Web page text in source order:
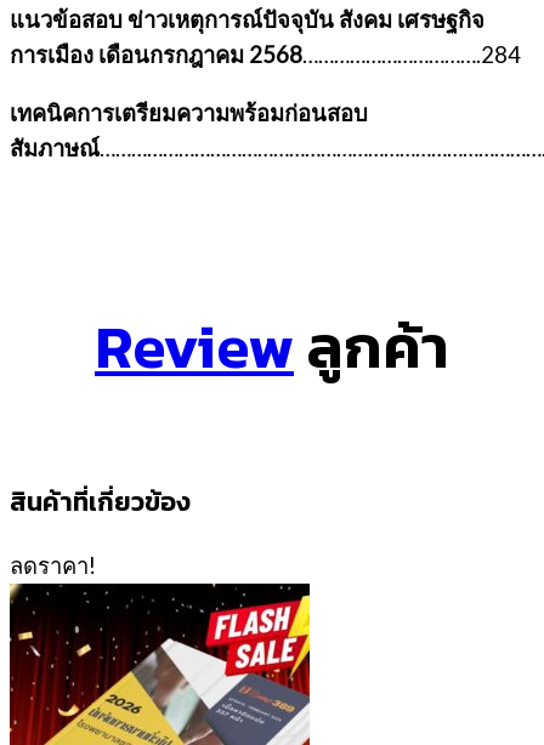
แนวข้อสอบ ข่าวเหตุการณ์ปัจจุบัน สังคม เศรษฐกิจ
การเมือง เดือนกรกฎาคม 2568…………………………….284
เทคนิคการเตรียมความพร้อมก่อนสอบ
สัมภาษณ์
Reviewลูกค้า
สินค้าที่เกี่ยวข้อง
ลดราคา!